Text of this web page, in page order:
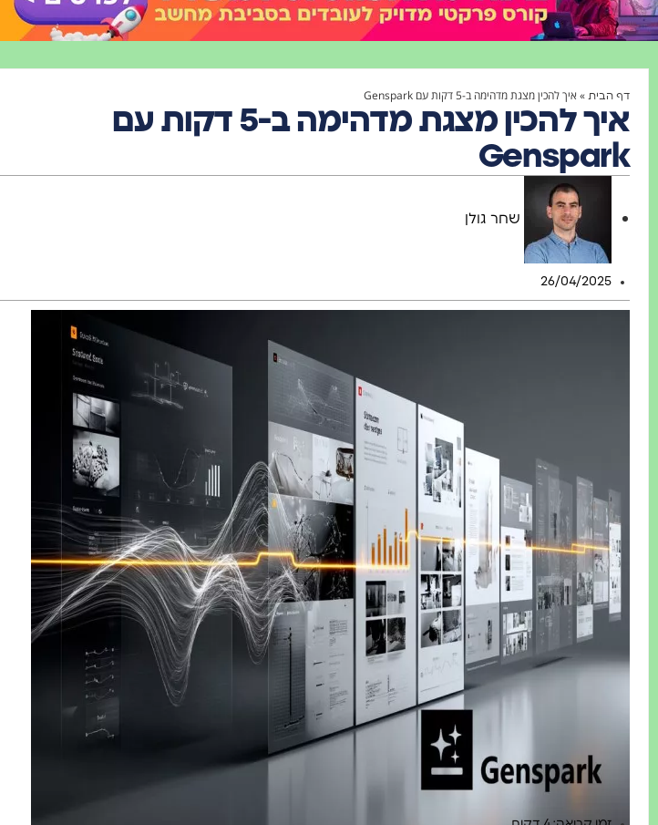
דף הבית » איך להכין מצגת מדהימה ב-5 דקות עם Genspark
איך להכין מצגת מדהימה ב-5 דקות עם
Genspark
שחר גולן
26/04/2025